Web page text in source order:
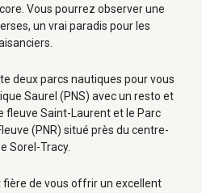
Vous pourrez observer une
un vrai paradis pour les
deux parcs nautiques pour vous
Saurel (PNS) avec un resto et
fleuve Saint-Laurent et le Parc
(PNR) situé près du centre-
Sorel-Tracy.
fière de vous offrir un excellent